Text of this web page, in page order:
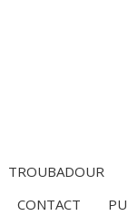
TROUBADOUR
CONTACT